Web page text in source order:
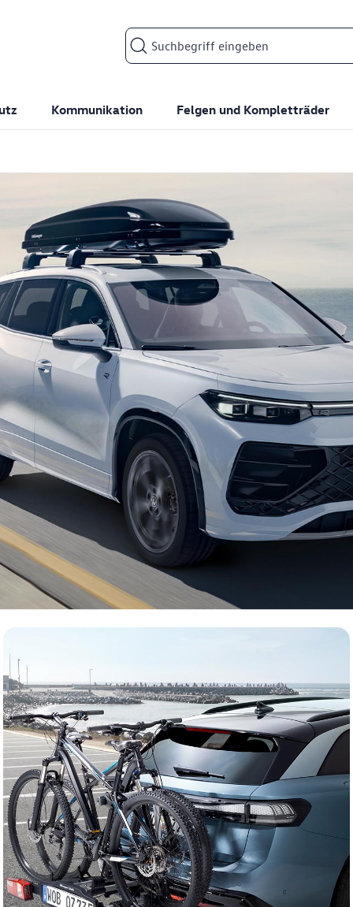
Suchfeld
Kommunikation Felgen und Kompletträder